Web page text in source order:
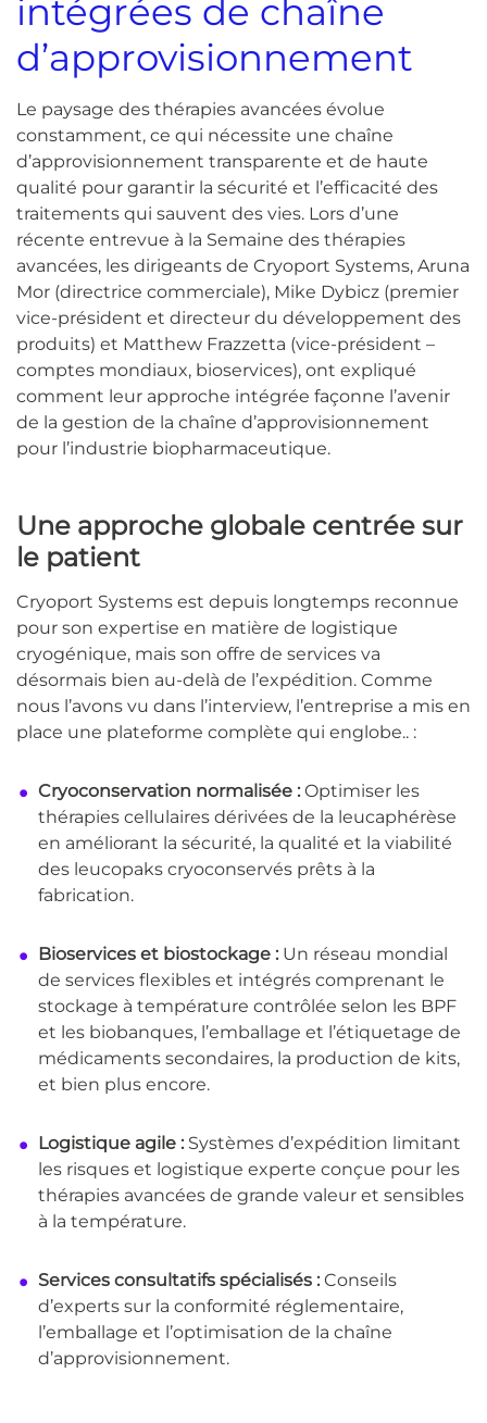
intégrées de chaîne
d’approvisionnement
Le paysage des thérapies avancées évolue
constamment, ce qui nécessite une chaîne
d’approvisionnement transparente et de haute
qualité pour garantir la sécurité et l’efficacité des
traitements qui sauvent des vies. Lors d’une
récente entrevue à la Semaine des thérapies
avancées, les dirigeants de Cryoport Systems, Aruna
Mor (directrice commerciale), Mike Dybicz (premier
vice-président et directeur du développement des
produits) et Matthew Frazzetta (vice-président –
comptes mondiaux, bioservices), ont expliqué
comment leur approche intégrée façonne l’avenir
de la gestion de la chaîne d’approvisionnement
pour l’industrie biopharmaceutique.
Une approche globale centrée sur
le patient
Cryoport Systems est depuis longtemps reconnue
pour son expertise en matière de logistique
cryogénique, mais son offre de services va
désormais bien au-delà de l’expédition. Comme
nous l’avons vu dans l’interview, l’entreprise a mis en
place une plateforme complète qui englobe.. :
Cryoconservation normalisée : Optimiser les
thérapies cellulaires dérivées de la leucaphérèse
en améliorant la sécurité, la qualité et la viabilité
des leucopaks cryoconservés prêts à la
fabrication.
Bioservices et biostockage : Un réseau mondial
de services flexibles et intégrés comprenant le
stockage à température contrôlée selon les BPF
et les biobanques, l’emballage et l’étiquetage de
médicaments secondaires, la production de kits,
et bien plus encore.
Logistique agile : Systèmes d’expédition limitant
les risques et logistique experte conçue pour les
thérapies avancées de grande valeur et sensibles
à la température.
Services consultatifs spécialisés : Conseils
d’experts sur la conformité réglementaire,
l’emballage et l’optimisation de la chaîne
d’approvisionnement.